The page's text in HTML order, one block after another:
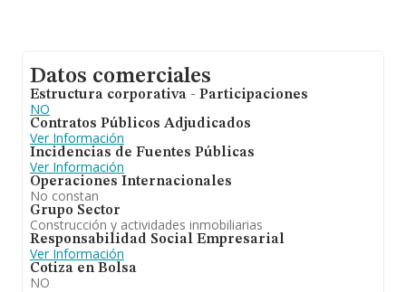
Datos comerciales
Estructura corporativa - Participaciones
NO
Contratos Públicos Adjudicados
Ver Información
Incidencias de Fuentes Públicas
Ver Información
Operaciones Internacionales
No constan
Grupo Sector
Construcción y actividades inmobiliarias
Responsabilidad Social Empresarial
Ver Información
Cotiza en Bolsa
NO